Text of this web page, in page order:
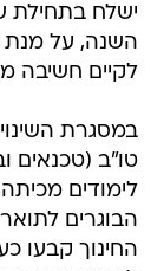
ישלח בתחילת
השנה, על מנת
לקיים חשיבה
במסגרת
טו"ב (טכנאים
לימודים
הבוגרים
החינוך קבעו